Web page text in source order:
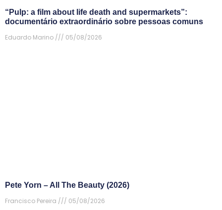
“Pulp: a film about life death and supermarkets”:
documentário extraordinário sobre pessoas comuns
Eduardo Marino
05/08/2026
Pete Yorn – All The Beauty (2026)
Francisco Pereira
05/08/2026